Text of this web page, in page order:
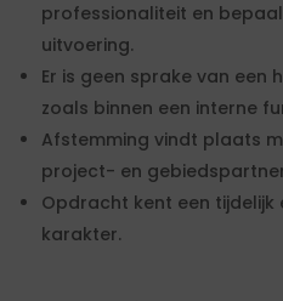
professionaliteit en
uitvoering.
Er is geen sprake van een
zoals binnen een interne
Afstemming vindt plaats
project- en
Opdracht kent een
karakter.